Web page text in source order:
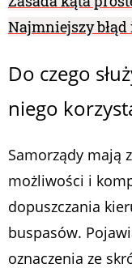
Najmniejszy błąd
Do czego
niego
Samorządy mają
możliwości i
dopuszczania
buspasów.
oznaczenia ze